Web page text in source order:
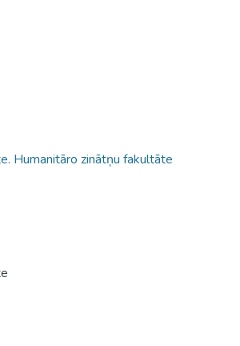
Humanitāro zinātņu fakultāte